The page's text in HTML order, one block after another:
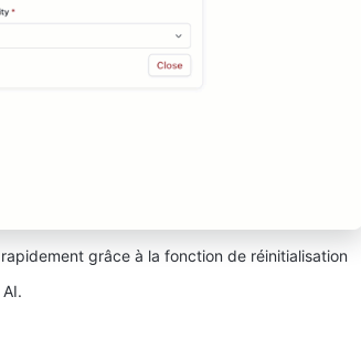
grâce à la fonction de réinitialisation